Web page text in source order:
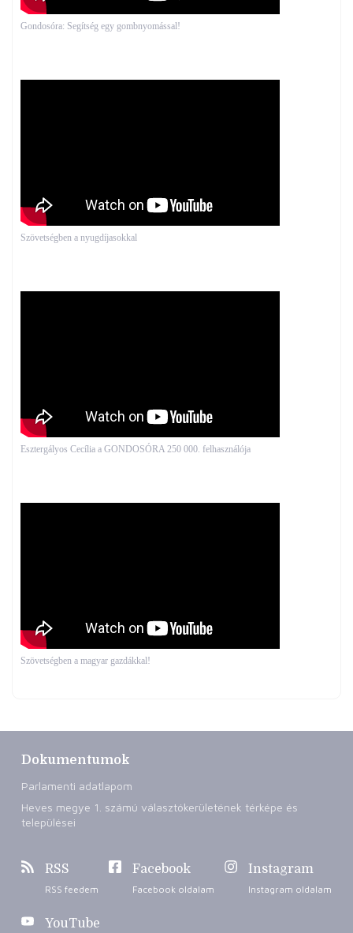
Gondosóra: Segítség egy gombnyomással!
Szövetségben a nyugdíjasokkal
Esztergályos Cecília a GONDOSÓRA 250 000. felhasználója
Szövetségben a magyar gazdákkal!
Dokumentumok
Parlamenti adatlapom
Heves megye 1. számú választókerületének térképe és
települései
RSS
RSS feedem
Facebook
Facebook oldalam
Instagram
Instagram oldalam
YouTube